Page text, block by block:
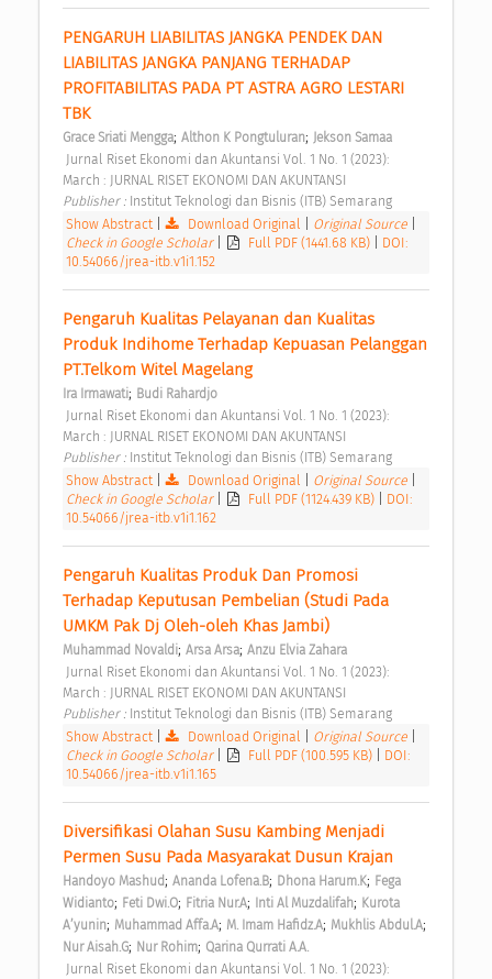
PENGARUH LIABILITAS JANGKA PENDEK DAN
LIABILITAS JANGKA PANJANG TERHADAP
PROFITABILITAS PADA PT ASTRA AGRO LESTARI
TBK
Grace Sriati Mengga; Althon K Pongtuluran; Jekson Samaa
March : JURNAL RISET EKONOMI DAN AKUNTANSI
Publisher : Institut Teknologi dan Bisnis (ITB) Semarang
Show Abstract
Download Original Original Source
Check in Google Scholar
Full PDF (1441.68 KB)
DOI:
10.54066/jrea-itb.v1i1.152
Pengaruh Kualitas Pelayanan dan Kualitas
Produk Indihome Terhadap Kepuasan Pelanggan
PT.Telkom Witel Magelang
Ira Irmawati; Budi Rahardjo
March : JURNAL RISET EKONOMI DAN AKUNTANSI
Publisher : Institut Teknologi dan Bisnis (ITB) Semarang
Show Abstract
Download Original Original Source
Check in Google Scholar
Full PDF (1124.439 KB)
DOI:
10.54066/jrea-itb.v1i1.162
Pengaruh Kualitas Produk Dan Promosi
Terhadap Keputusan Pembelian (Studi Pada
UMKM Pak Dj Oleh-oleh Khas Jambi)
Muhammad Novaldi; Arsa Arsa; Anzu Elvia Zahara
March : JURNAL RISET EKONOMI DAN AKUNTANSI
Publisher : Institut Teknologi dan Bisnis (ITB) Semarang
Show Abstract
Download Original Original Source
Check in Google Scholar
Full PDF (100.595 KB)
DOI:
10.54066/jrea-itb.v1i1.165
Diversifikasi Olahan Susu Kambing Menjadi
Permen Susu Pada Masyarakat Dusun Krajan
Handoyo Mashud; Ananda Lofena.B; Dhona Harum.K; Fega
Widianto; Feti Dwi.O; Fitria Nur.A; Inti Al Muzdalifah; Kurota
A’yunin; Muhammad Affa.A; M. Imam Hafidz.A; Mukhlis Abdul.A;
Nur Aisah.G; Nur Rohim; Qarina Qurrati A.A.